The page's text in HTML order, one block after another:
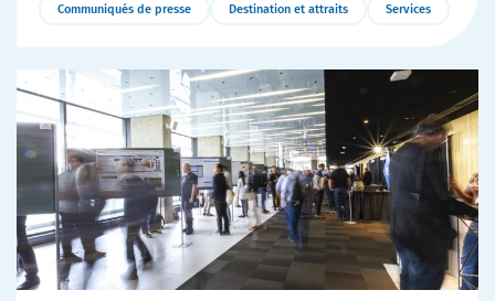
Communiqués de presse Destination et attraits Services
Plus